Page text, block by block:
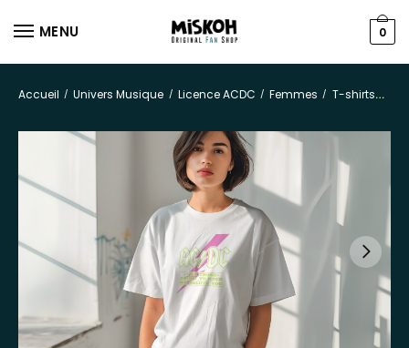
MENU 0
Accueil / Univers Musique / Licence ACDC / Femmes / T-shirts